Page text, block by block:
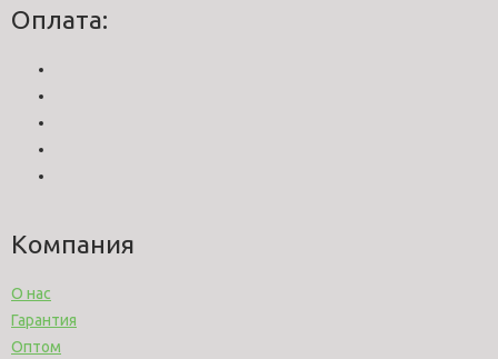
Оплата:
Компания
О нас
Гарантия
Оптом